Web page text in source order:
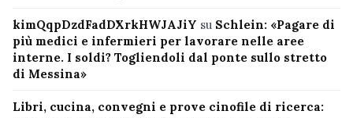
kimQqpDzdFadDXrkHWJAJiY su Schlein: «Pagare di
più medici e infermieri per lavorare nelle aree
interne. I soldi? Togliendoli dal ponte sullo stretto
di Messina»
Libri, cucina, convegni e prove cinofile di ricerca: